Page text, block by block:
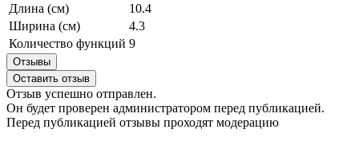
Длина (см)
10.4
Ширина (см)
4.3
Количество функций 9
Отзывы
Оставить отзыв
Отзыв успешно отправлен.
Он будет проверен администратором перед публикацией.
Перед публикацией отзывы проходят модерацию